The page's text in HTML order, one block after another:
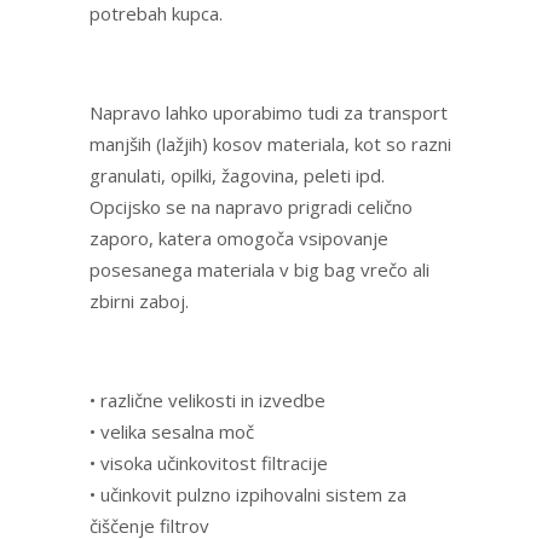
potrebah kupca.
Napravo lahko uporabimo tudi za transport
manjših (lažjih) kosov materiala, kot so razni
granulati, opilki, žagovina, peleti ipd.
Opcijsko se na napravo prigradi celično
zaporo, katera omogoča vsipovanje
posesanega materiala v big bag vrečo ali
zbirni zaboj.
• različne velikosti in izvedbe
• velika sesalna moč
• visoka učinkovitost filtracije
• učinkovit pulzno izpihovalni sistem za
čiščenje filtrov